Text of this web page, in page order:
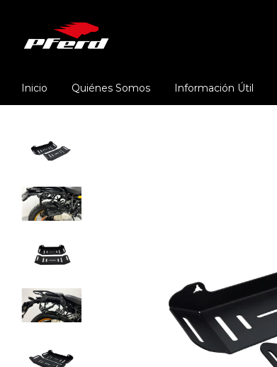
Inicio Quiénes Somos Información Útil